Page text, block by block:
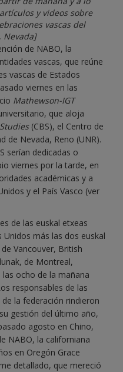
y videos sobre
vascas del
Nevada]
de NABO, la
vascas, que reúne
vascas de Estados
viernes en las
Mathewson-IGT
que aloja
(CBS), el Centro de
de Nevada, Reno (UNR).
serían dedicadas o
viernes por la tarde, en
académicas y a
y el País Vasco (ver
de las euskal etxeas
más las dos euskal
Vancouver, British
de Montreal,
ocho de la mañana
responsables de las
la federación rindieron
gestión del último año,
agosto en Chino,
NABO, la californiana
en Oregón Grace
detallado, que mereció